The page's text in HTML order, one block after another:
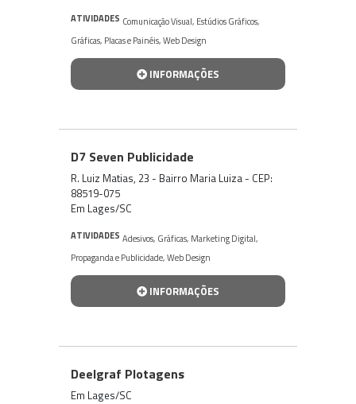
ATIVIDADES Comunicação Visual, Estúdios Gráficos,
Gráficas, Placas e Painéis,Web Design
INFORMAÇÕES
D7 Seven Publicidade
R. Luiz Matias, 23 - Bairro Maria Luiza - CEP:
88519-075
Em Lages/SC
ATIVIDADES Adesivos, Gráficas, Marketing Digital,
Propaganda e Publicidade,Web Design
INFORMAÇÕES
Deelgraf Plotagens
Em Lages/SC